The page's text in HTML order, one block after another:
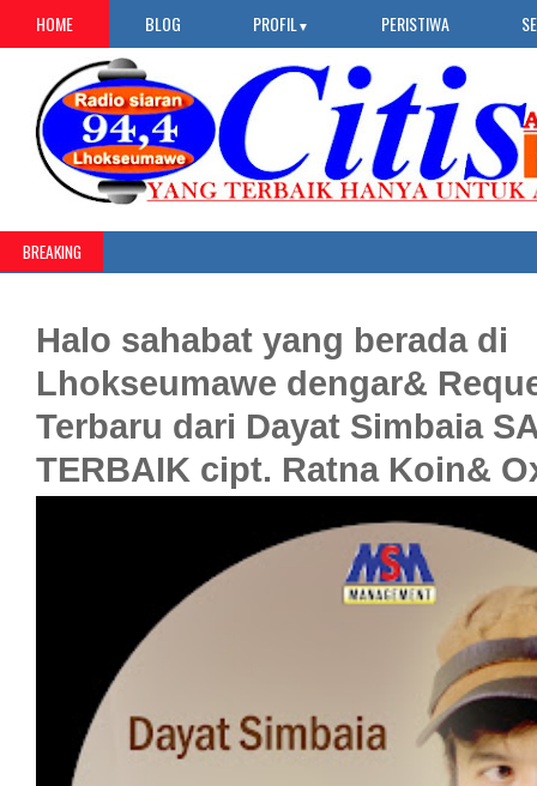
HOME BLOG PROFIL ▼ PERISTIWA
BREAKING
Halo sahabat yang berada di
Lhokseumawe dengar&
Terbaru dari Dayat Simbaia
TERBAIK cipt. Ratna Koin&